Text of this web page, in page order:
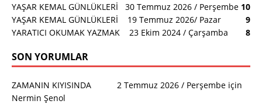
YAŞAR KEMAL GÜNLÜKLERİ 30 Temmuz 2026 / Perşembe 10
YAŞAR KEMAL GÜNLÜKLERİ 19 Temmuz 2026/ Pazar
9
YARATICI OKUMAK YAZMAK 23 Ekim 2024 / Çarşamba
8
SON YORUMLAR
ZAMANIN KIYISINDA 2 Temmuz 2026 / Perşembe için
Nermin Şenol